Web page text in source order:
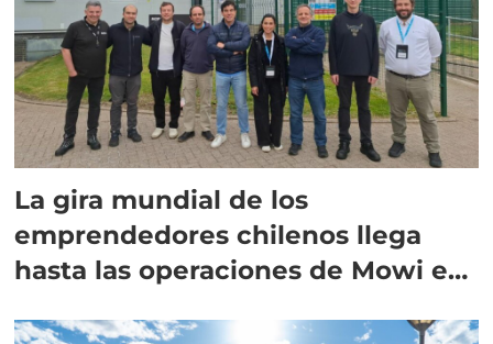
La gira mundial de los
emprendedores chilenos llega
hasta las operaciones de Mowi en